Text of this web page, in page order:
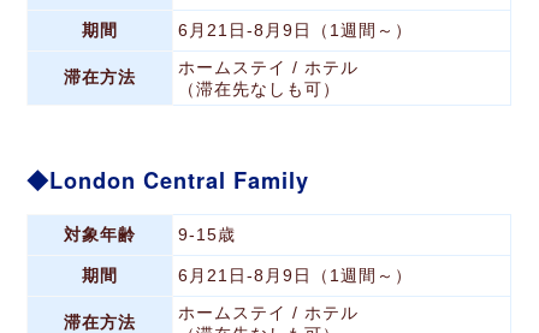
期間 6月21日-8月9日（1週間～）
滞在方法
ホームステイ / ホテル
（滞在先なしも可）
London Central Family
対象年齢 9-15歳
期間 6月21日-8月9日（1週間～）
滞在方法
ホームステイ / ホテル